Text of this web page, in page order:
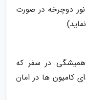
دوچرخه در صورت
در سفر که
کامیون ها در امان